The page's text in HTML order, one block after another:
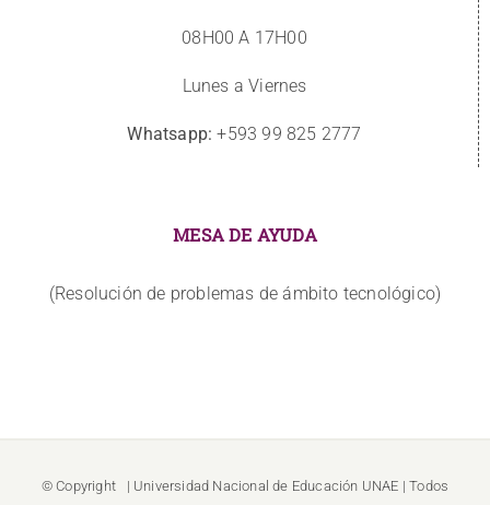
08H00 A 17H00
Lunes a Viernes
Whatsapp: +593 99 825 2777
MESA DE AYUDA
(Resolución de problemas de ámbito tecnológico)
© Copyright | Universidad Nacional de Educación UNAE | Todos